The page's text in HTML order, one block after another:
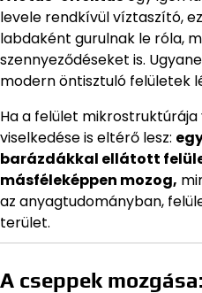
levele rendkívül víztaszító,
labdaként gurulnak le róla,
szennyeződéseket is.
modern öntisztuló felületek
Ha a felület
viselkedése is eltérő lesz:
barázdákkal ellátott
másféleképpen mozog,
az anyagtudományban,
terület.
A cseppek